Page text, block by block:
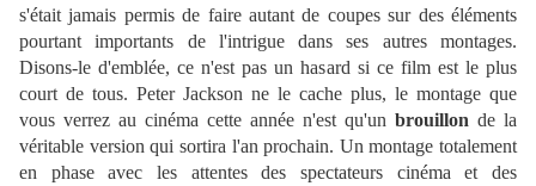
s'était jamais permis de faire autant de coupes sur des éléments
pourtant importants de l'intrigue dans ses autres montages.
Disons-le d'emblée, ce n'est pas un hasard si ce film est le plus
court de tous. Peter Jackson ne le cache plus, le montage que
vous verrez au cinéma cette année n'est qu'un brouillon de la
véritable version qui sortira l'an prochain. Un montage totalement
en phase avec les attentes des spectateurs cinéma et des